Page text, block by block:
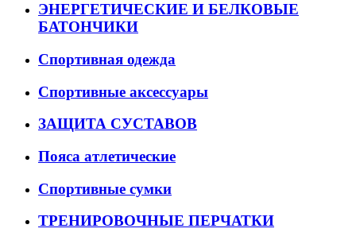
ЭНЕРГЕТИЧЕСКИЕ И БЕЛКОВЫЕ
БАТОНЧИКИ
Спортивная одежда
Спортивные аксессуары
ЗАЩИТА СУСТАВОВ
Пояса атлетические
Спортивные сумки
ТРЕНИРОВОЧНЫЕ ПЕРЧАТКИ